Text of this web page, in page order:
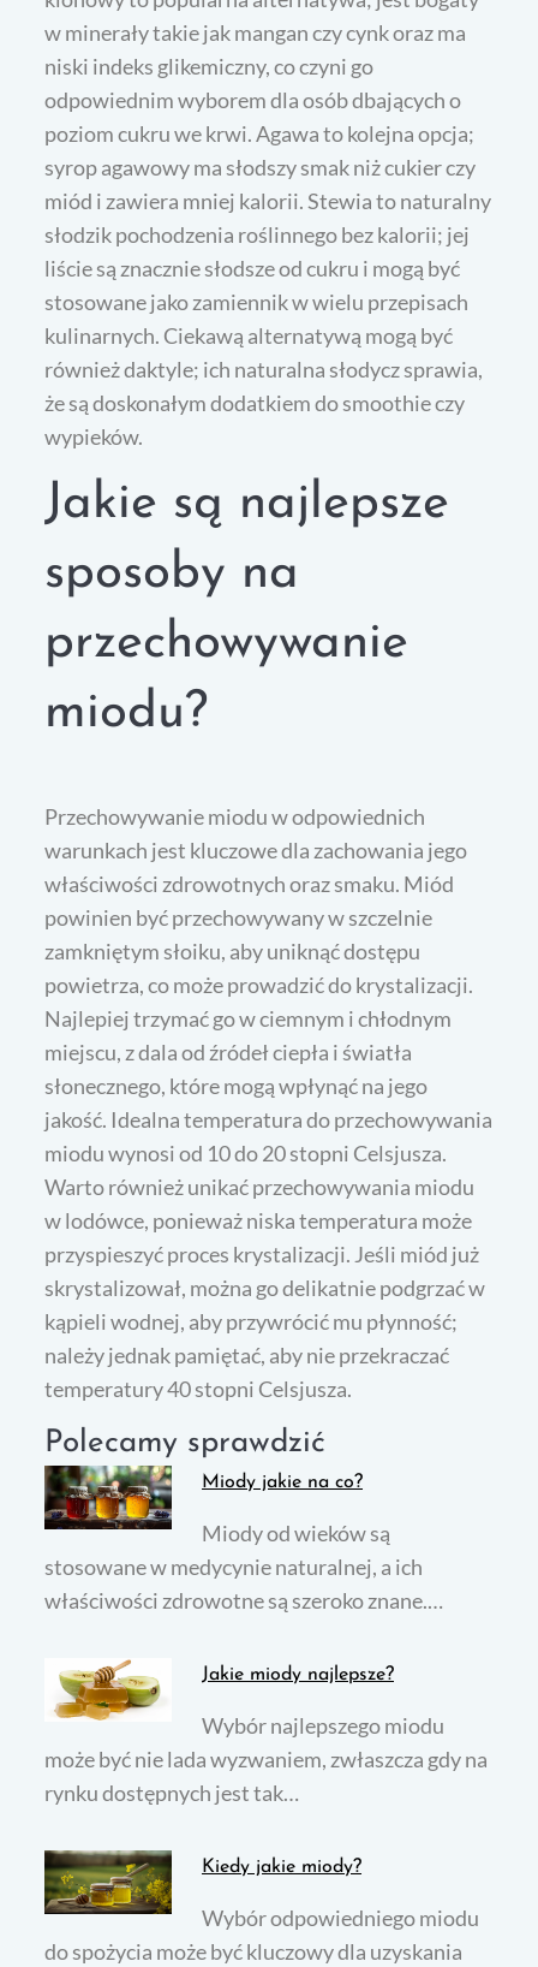
w minerały takie jak mangan czy cynk oraz ma
niski indeks glikemiczny, co czyni go
odpowiednim wyborem dla osób dbających o
poziom cukru we krwi. Agawa to kolejna opcja;
syrop agawowy ma słodszy smak niż cukier czy
miód i zawiera mniej kalorii. Stewia to naturalny
słodzik pochodzenia roślinnego bez kalorii; jej
liście są znacznie słodsze od cukru i mogą być
stosowane jako zamiennik w wielu przepisach
kulinarnych. Ciekawą alternatywą mogą być
również daktyle; ich naturalna słodycz sprawia,
że są doskonałym dodatkiem do smoothie czy
wypieków.
Jakie są najlepsze
sposoby na
przechowywanie
miodu?
Przechowywanie miodu w odpowiednich
warunkach jest kluczowe dla zachowania jego
właściwości zdrowotnych oraz smaku. Miód
powinien być przechowywany w szczelnie
zamkniętym słoiku, aby uniknąć dostępu
powietrza, co może prowadzić do krystalizacji.
Najlepiej trzymać go w ciemnym i chłodnym
miejscu, z dala od źródeł ciepła i światła
słonecznego, które mogą wpłynąć na jego
jakość. Idealna temperatura do przechowywania
miodu wynosi od 10 do 20 stopni Celsjusza.
Warto również unikać przechowywania miodu
w lodówce, ponieważ niska temperatura może
przyspieszyć proces krystalizacji. Jeśli miód już
skrystalizował, można go delikatnie podgrzać w
kąpieli wodnej, aby przywrócić mu płynność;
należy jednak pamiętać, aby nie przekraczać
temperatury 40 stopni Celsjusza.
Polecamy sprawdzić
Miody jakie na co?
Miody od wieków są
stosowane w medycynie naturalnej, a ich
właściwości zdrowotne są szeroko znane.…
Jakie miody najlepsze?
Wybór najlepszego miodu
może być nie lada wyzwaniem, zwłaszcza gdy na
rynku dostępnych jest tak…
Kiedy jakie miody?
Wybór odpowiedniego miodu
do spożycia może być kluczowy dla uzyskania